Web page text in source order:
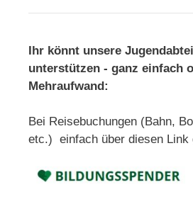
Ihr könnt unsere
unterstützen - ganz einfach
Mehraufwand:
Bei Reisebuchungen (Bahn,
etc.) einfach über diesen Link